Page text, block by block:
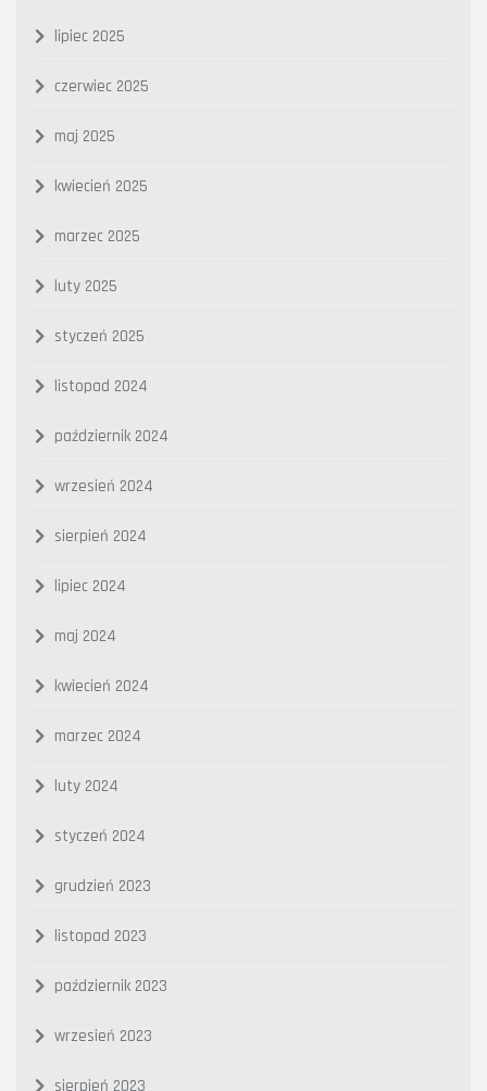
lipiec 2025
czerwiec 2025
maj 2025
kwiecień 2025
marzec 2025
luty 2025
styczeń 2025
listopad 2024
październik 2024
wrzesień 2024
sierpień 2024
lipiec 2024
maj 2024
kwiecień 2024
marzec 2024
luty 2024
styczeń 2024
grudzień 2023
listopad 2023
październik 2023
wrzesień 2023
sierpień 2023